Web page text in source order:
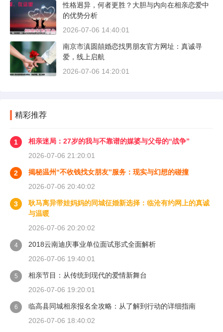
性格迥异，何者更胜？大胆与内向在相亲恋爱中
的优势分析
2026-07-06 14:40:01
南京市滇圆囍婚恋找男朋友官方网址：真诚寻
爱，线上启航
2026-07-06 14:20:01
精彩推荐
1
相亲迷局：27岁的我与不靠谱的媒婆与父母的“战争”
2026-07-06 21:20:01
2
揭秘温州“不收钱找女朋友”服务：现实与幻想的碰撞
2026-07-06 20:40:02
3
耿马离异带娃妈妈的同城征婚新选择：临沧有约网上的真诚
与温暖
2026-07-06 20:20:02
4
2018云南迪庆事业单位面试形式全面解析
2026-07-06 19:40:01
5
相亲节目：从传统到现代的爱情新舞台
2026-07-06 19:20:01
6
临高县同城相亲报名全攻略：从了解到行动的详细指南
2026-07-06 18:40:02